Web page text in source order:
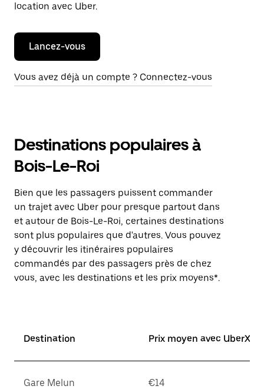
location avec Uber.
Lancez-vous
Vous avez déjà un compte ? Connectez-vous
Destinations populaires à
Bois-Le-Roi
Bien que les passagers puissent commander
un trajet avec Uber pour presque partout dans
et autour de Bois-Le-Roi, certaines destinations
sont plus populaires que d'autres. Vous pouvez
y découvrir les itinéraires populaires
commandés par des passagers près de chez
vous, avec les destinations et les prix moyens*.
Destination Prix moyen avec UberX*
Gare Melun
€14